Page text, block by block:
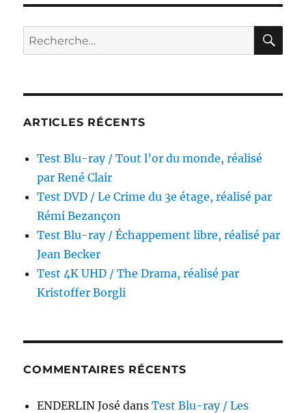
par
Recherche
pour :
ARTICLES RÉCENTS
Test Blu-ray / Tout l’or du monde, réalisé
par René Clair
Test DVD / Le Crime du 3e étage, réalisé par
Rémi Bezançon
Test Blu-ray / Échappement libre, réalisé par
Jean Becker
Test 4K UHD / The Drama, réalisé par
Kristoffer Borgli
COMMENTAIRES RÉCENTS
ENDERLIN José dansTest Blu-ray / Les